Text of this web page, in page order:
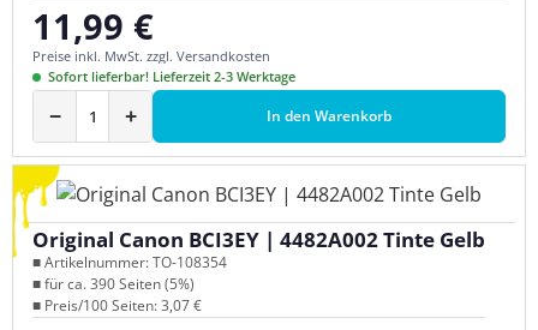
Regulärer Preis:
11,99 €
Preise inkl. MwSt. zzgl. Versandkosten
Sofort lieferbar! Lieferzeit 2-3 Werktage
− + In den Warenkorb
Original Canon BCI3EY | 4482A002 Tinte Gelb
■ Artikelnummer: TO-108354
■ für ca. 390 Seiten (5%)
■ Preis/100 Seiten: 3,07 €